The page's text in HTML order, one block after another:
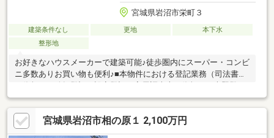
宮城県岩沼市栄町３
建築条件なし 更地
本下水
整形地
お好きなハウスメーカーで建築可能♪徒歩圏内にスーパー・コンビ
ニ多数ありお買い物も便利♪■本物件における登記業務（司法書士
記）、及び外構工事は、売主指定業者に依頼するものとします。
■本物件の新規水道加入金等の費用は買主負担となります。■本物
件東側には、ＪＲ東日本の線路があります。建築等を行う場合は
事前協議が必要となります。
宮城県岩沼市相の原１ 2,100万円